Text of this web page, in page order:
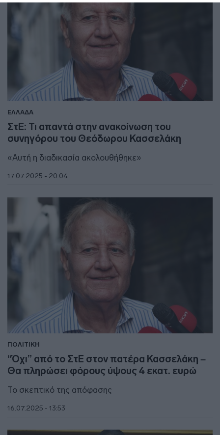
ΕΛΛΑΔΑ
ΣτΕ: Τι απαντά στην ανακοίνωση του
συνηγόρου του Θεόδωρου Κασσελάκη
«Αυτή η διαδικασία ακολουθήθηκε»
17.07.2025 - 20:04
ΠΟΛΙΤΙΚΗ
“Όχι” από το ΣτΕ στον πατέρα Κασσελάκη –
Θα πληρώσει φόρους ύψους 4 εκατ. ευρώ
Το σκεπτικό της απόφασης
16.07.2025 - 13:53